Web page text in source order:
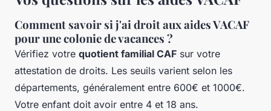
Comment savoir si j'ai droit aux aides VACAF
pour une colonie de vacances ?
Vérifiez votre quotient familial CAF sur votre
attestation de droits. Les seuils varient selon les
départements, généralement entre 600€ et 1000€.
Votre enfant doit avoir entre 4 et 18 ans.